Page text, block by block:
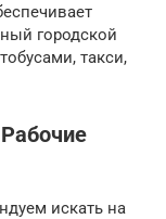
городской
такси,
искать на